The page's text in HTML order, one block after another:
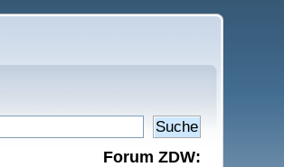
Forum ZDW: